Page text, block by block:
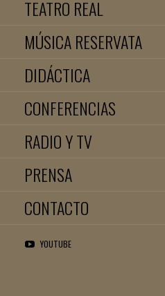
TEATRO REAL
MÚSICA RESERVATA
DIDÁCTICA
CONFERENCIAS
RADIO Y TV
PRENSA
CONTACTO
YOUTUBE